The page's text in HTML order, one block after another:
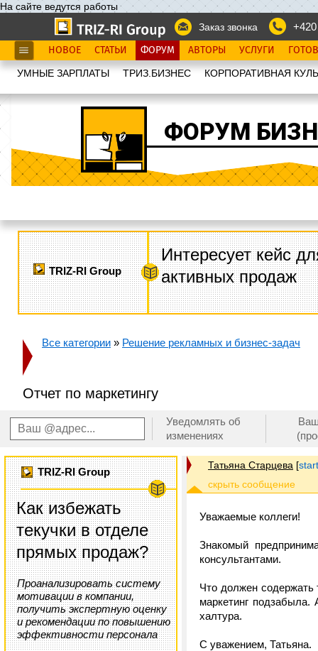
На сайте ведутся работы
Заказ звонка
НОВОЕ СТАТЬИ ФОРУМ АВТОРЫ УСЛУГИ
УМНЫЕ ЗАРПЛАТЫ ТРИЗ.БИЗНЕС КОРПОРАТИВНАЯ
ФОРУМ
TRIZ-RI Group
Интересует кейс
активных продаж
Все категории » Решение рекламных и бизнес-задач
Отчет по маркетингу
Уведомлять об
изменениях
TRIZ-RI Group
Как избежать
текучки в отделе
прямых продаж?
Проанализировать систему
мотивации в компании,
получить экспертную оценку
и рекомендации по повышению
эффективности персонала
Татьяна Старцева [
Уважаемые коллеги!
Знакомый
консультантами.
Что должен содержать
маркетинг
халтура.
С уважением, Татьяна.